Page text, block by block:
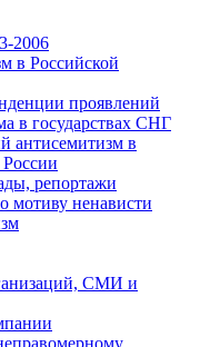
2006
в Российской
проявлений
в государствах СНГ
антисемитизм в
репортажи
мотиву ненависти
СМИ и